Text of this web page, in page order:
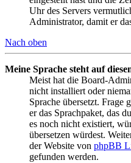
Uhr des Servers
Administrator, damit er
Nach oben
Meine Sprache steht auf
Meist hat die Board-
nicht installiert oder
Sprache übersetzt.
er das Sprachpaket, das
es noch nicht existiert,
übersetzen würdest.
der Website von phpBB
gefunden werden.